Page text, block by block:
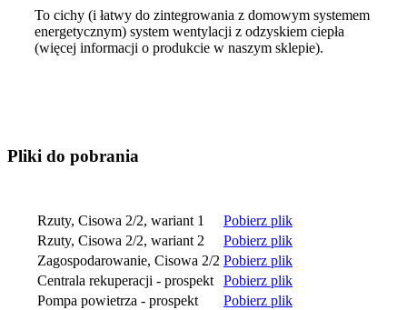
To cichy (i łatwy do zintegrowania z domowym systemem
energetycznym) system wentylacji z odzyskiem ciepła
(więcej informacji o produkcie w naszym sklepie).
Pliki do pobrania
Rzuty, Cisowa 2/2, wariant 1
Pobierz plik
Rzuty, Cisowa 2/2, wariant 2
Pobierz plik
Zagospodarowanie, Cisowa 2/2 Pobierz plik
Centrala rekuperacji - prospekt
Pobierz plik
Pompa powietrza - prospekt
Pobierz plik